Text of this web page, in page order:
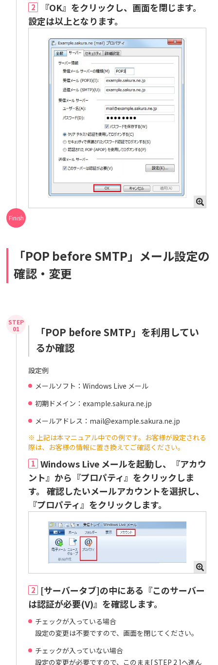
2
『OK』をクリックし、画面を閉じます。
設定は以上となります。
「POP before SMTP」メール設定の
確認・変更
「POP before SMTP」を利用してい
るか確認
設定例
メールソフト：Windows Live メール
初期ドメイン：example.sakura.ne.jp
メールアドレス：mail@example.sakura.ne.jp
※ 上記は本マニュアル中での例です。お客様が設定される
際は、お客様の情報に置き換えてご確認ください。
1 Windows Live メールを起動し、『アカウ
ント』から『プロパティ』をクリックしま
す。 確認したいメールアカウントを選択し、
『プロパティ』をクリックします。
2
[サーバータブ]の中にある『このサーバー
は認証が必要(V)』を確認します。
チェックが入っている場合
設定の変更は不要ですので、画面を閉じてください。
チェックが入っていない場合
設定の変更が必要ですので、このまま[ STEP 2 ]へ進ん